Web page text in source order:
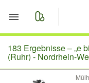
Start
Merkliste
183 Ergebnisse –„e
(Ruhr) - Nordrhein-